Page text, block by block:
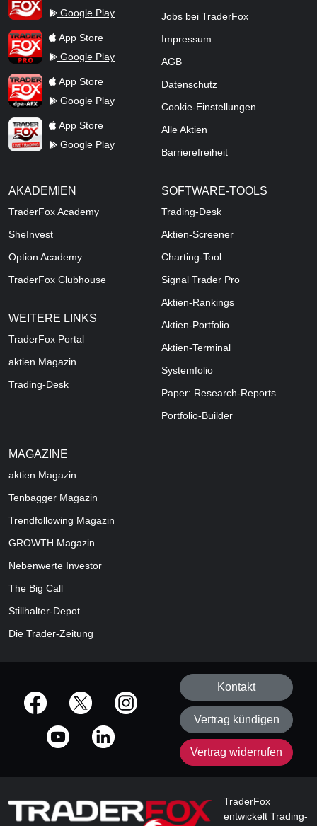
Google Play
TraderFox ProApp Store
Google Play
TraderFox dpa-AFX ProFeed
App Store
Google Play
TraderFox Live Trading
App Store
Google Play
Jobs bei TraderFox
Impressum
AGB
Datenschutz
Cookie-Einstellungen
Alle Aktien
Barrierefreiheit
AKADEMIEN
TraderFox Academy
SheInvest
Option Academy
TraderFox Clubhouse
WEITERE LINKS
TraderFox Portal
aktien Magazin
Trading-Desk
SOFTWARE-TOOLS
Trading-Desk
Aktien-Screener
Charting-Tool
Signal Trader Pro
Aktien-Rankings
Aktien-Portfolio
Aktien-Terminal
Systemfolio
Paper: Research-Reports
Portfolio-Builder
MAGAZINE
aktien Magazin
Tenbagger Magazin
Trendfollowing Magazin
GROWTH Magazin
Nebenwerte Investor
The Big Call
Stillhalter-Depot
Die Trader-Zeitung
offizielle Social Media-Accounts
Kontakt
Vertrag kündigen
Vertrag widerrufen
TraderFox
entwickelt Trading-